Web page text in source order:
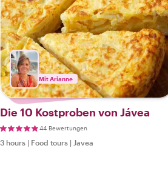
Mit Arianne
Die 10 Kostproben von Jávea
44 Bewertungen
3 hours | Food tours | Javea